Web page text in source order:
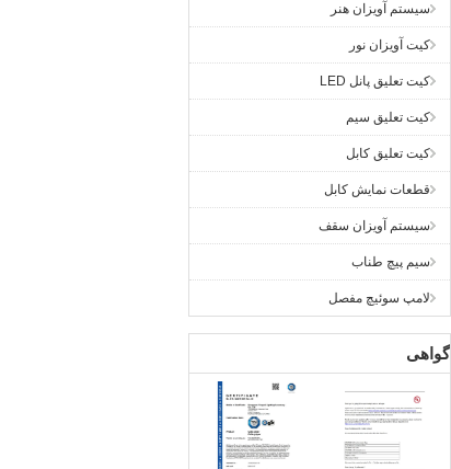
سیستم آویزان هنر
کیت آویزان نور
کیت تعلیق پانل LED
کیت تعلیق سیم
کیت تعلیق کابل
قطعات نمایش کابل
سیستم آویزان سقف
سیم پیچ طناب
لامپ سوئیچ مفصل
گواهی